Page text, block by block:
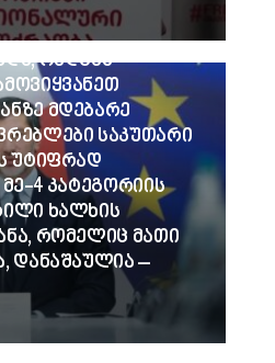
რადგან
მდებარე
საკუთარი
უტიფრად
4 კატეგორიის
ხალხის
რომელიც მათი
დანაშაულია –